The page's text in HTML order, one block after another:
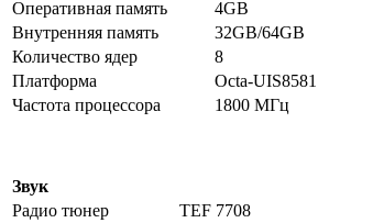
Оперативная память
4GB
Внутренняя память
32GB/64GB
Количество ядер
8
Платформа
Octa-UIS8581
Частота процессора
1800 МГц
Звук
Радио тюнер
TEF 7708